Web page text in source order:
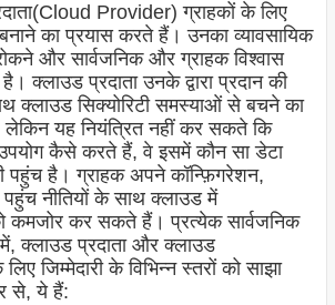
Provider) ग्राहकों के लिए
का प्रयास करते हैं। उनका व्यावसायिक
और सार्वजनिक और ग्राहक विश्वास
क्लाउड प्रदाता उनके द्वारा प्रदान की
क्लाउडसिक्योरिटीसमस्याओं से बचने का
यह नियंत्रित नहीं कर सकते कि
कैसे करते हैं, वे इसमें कौन सा डेटा
है। ग्राहक अपने कॉन्फ़िगरेशन,
नीतियों के साथ क्लाउड में
कमजोर कर सकते हैं। प्रत्येक सार्वजनिक
क्लाउड प्रदाता और क्लाउड
जिम्मेदारी के विभिन्न स्तरों को साझा
से, ये हैं: